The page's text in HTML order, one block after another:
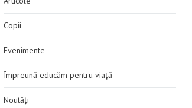
Copii
Evenimente
Împreună educăm pentru viață
Noutăți